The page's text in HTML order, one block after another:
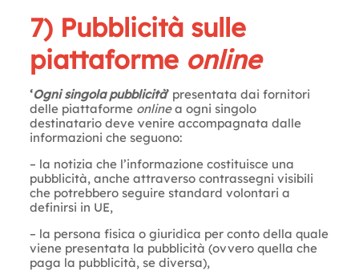
7) Pubblicità sulle
piattaforme online
‘Ogni singola pubblicità’presentata dai fornitori
delle piattaforme onlinea ogni singolo
destinatario deve venire accompagnata dalle
informazioni che seguono:
– la notizia che l’informazione costituisce una
pubblicità, anche attraverso contrassegni visibili
che potrebbero seguire standard volontari a
definirsi in UE,
– la persona fisica o giuridica per conto della quale
viene presentata la pubblicità (ovvero quella che
paga la pubblicità, se diversa),